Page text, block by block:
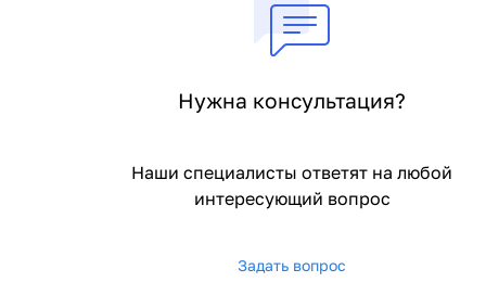
Нужна консультация?
Наши специалисты ответят на любой
интересующий вопрос
Задать вопрос